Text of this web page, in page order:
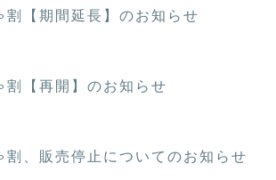
割【期間延長】のお知らせ
割【再開】のお知らせ
割、販売停止についてのお知らせ